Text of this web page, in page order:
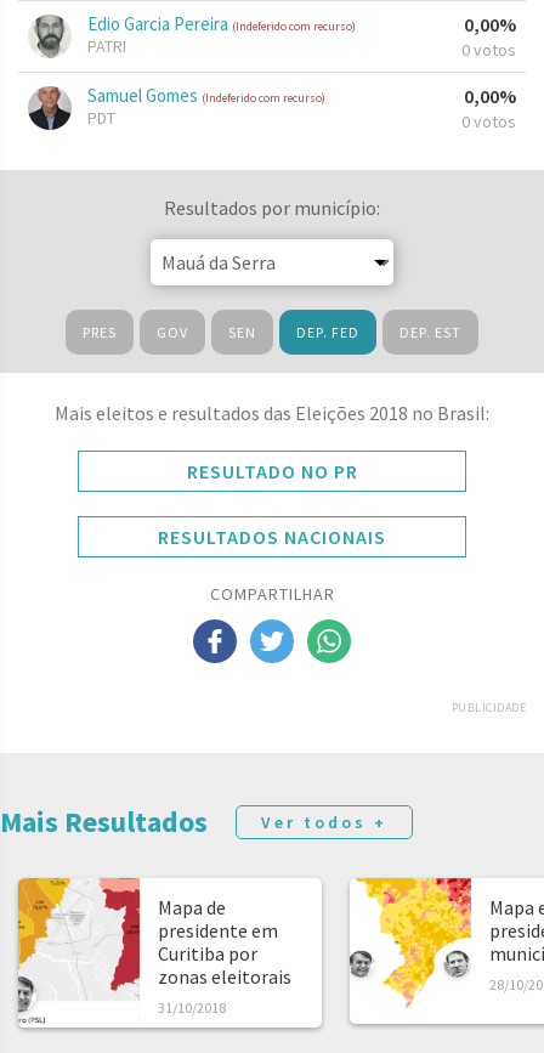
Edio Garcia Pereira (Indeferido com recurso)
PATRI
0,00%
0 votos
Samuel Gomes (Indeferido com recurso)
PDT
0,00%
0 votos
Resultados por município:
PRES GOV SEN DEP. FED DEP. EST
Mais eleitos e resultados das Eleições 2018 no Brasil:
RESULTADO NO PR
RESULTADOS NACIONAIS
COMPARTILHAR
PUBLICIDADE
Mais Resultados Ver todos +
Mapa de
presidente em
Curitiba por
zonas eleitorais
31/10/2018
Mapa
28/10/